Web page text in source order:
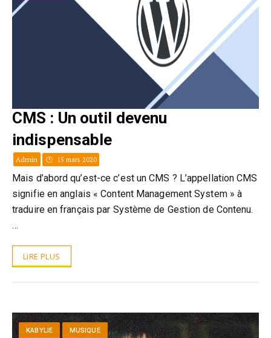
CMS : Un outil devenu
indispensable
Admin 15 mars 2020
Mais d’abord qu’est-ce c’est un CMS ? L’appellation CMS
signifie en anglais « Content Management System » à
traduire en français par Système de Gestion de Contenu.
…
LIRE PLUS
KABYLIE MUSIQUE